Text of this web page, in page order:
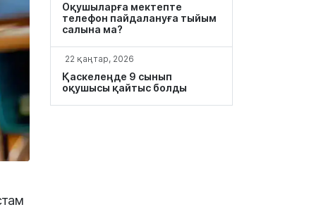
Оқушыларға мектепте
телефон пайдалануға тыйым
салына ма?
22 қаңтар, 2026
Қаскелеңде 9 сынып
оқушысы қайтыс болды